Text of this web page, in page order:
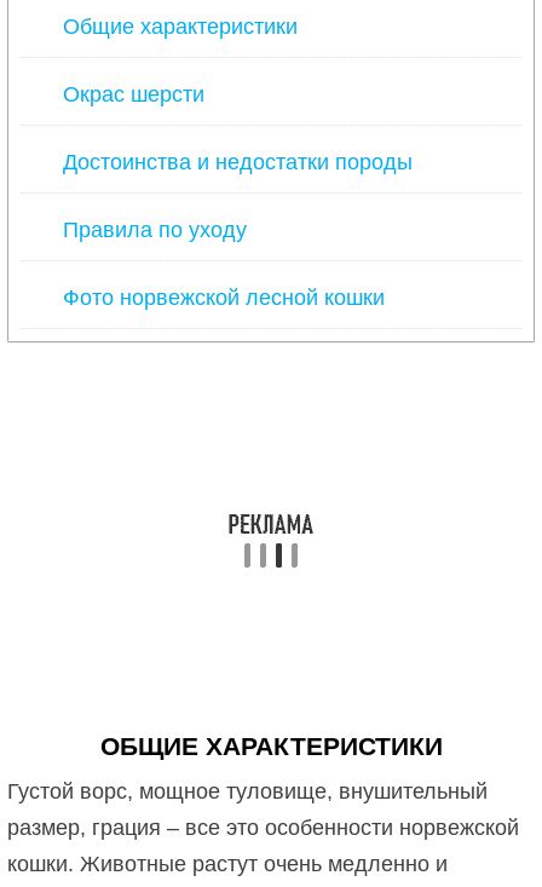
Общие характеристики
Окрас шерсти
Достоинства и недостатки породы
Правила по уходу
Фото норвежской лесной кошки
ОБЩИЕ ХАРАКТЕРИСТИКИ
Густой ворс, мощное туловище, внушительный
размер, грация – все это особенности норвежской
кошки. Животные растут очень медленно и